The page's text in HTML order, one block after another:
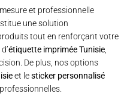
une solution
tout en renforçant votre
étiquette imprimée Tunisie
De plus, nos options
et lesticker personnalisé